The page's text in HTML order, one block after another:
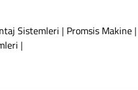
Sistemleri | Promsis Makine |
|